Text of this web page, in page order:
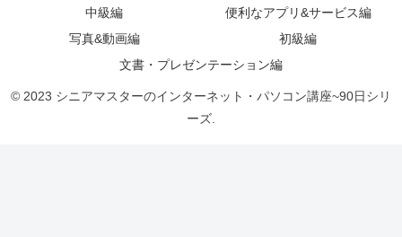
中級編
便利なアプリ&サービス編
写真&動画編
初級編
文書・プレゼンテーション編
© 2023 シニアマスターのインターネット・パソコン講座~90日シリ
ーズ.